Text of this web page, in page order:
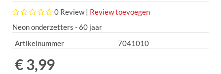
0 Review | Review toevoegen
Neon onderzetters - 60 jaar
Artikelnummer
7041010
€ 3,99